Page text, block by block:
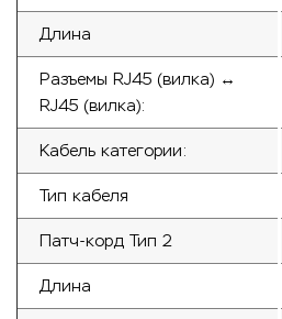
Длина
Разъемы RJ45 (вилка) ↔
RJ45 (вилка):
Кабель категории:
Тип кабеля
Патч-корд Тип 2
Длина